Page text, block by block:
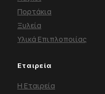
Πορτάκια
Ξυλεία
Υλικά Επιπλοποιίας
Εταιρεία
Η Εταιρεία